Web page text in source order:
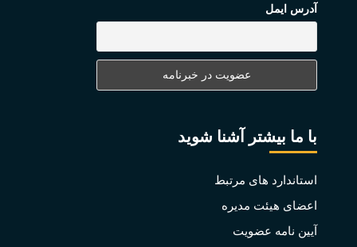
آدرس ایمل
با ما بیشتر آشنا شوید
استاندارد های مرتبط
اعضای هیئت مدیره
آیین نامه عضویت